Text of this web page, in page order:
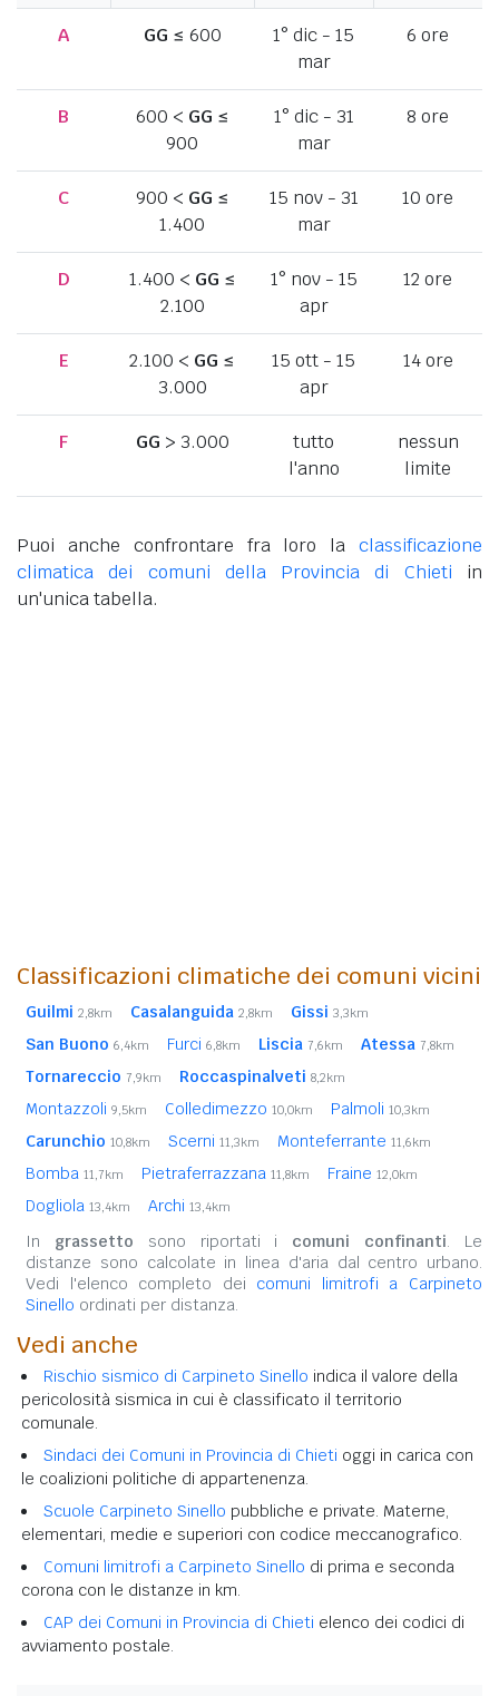
A GG ≤ 600
1° dic - 15
mar
6 ore
B 600 < GG ≤
900
1° dic - 31
mar
8 ore
C 900 < GG ≤
1.400
15 nov - 31
mar
10 ore
D 1.400 < GG ≤
2.100
1° nov - 15
apr
12 ore
E 2.100 < GG ≤
3.000
15 ott - 15
apr
14 ore
F GG > 3.000
tutto
l'anno
nessun
limite
Puoi anche confrontare fra loro la classificazione
climatica dei comuni della Provincia di Chieti in
un'unica tabella.
Classificazioni climatiche dei comuni vicini
Guilmi 2,8km Casalanguida 2,8km Gissi 3,3km
San Buono 6,4km Furci 6,8km Liscia 7,6km Atessa 7,8km
Tornareccio 7,9km Roccaspinalveti 8,2km
Montazzoli 9,5km Colledimezzo 10,0km Palmoli 10,3km
Carunchio 10,8km Scerni 11,3km Monteferrante 11,6km
Bomba 11,7km Pietraferrazzana 11,8km Fraine 12,0km
Dogliola 13,4km Archi 13,4km
In grassetto sono riportati i comuni confinanti. Le
distanze sono calcolate in linea d'aria dal centro urbano.
Vedi l'elenco completo dei comuni limitrofi a Carpineto
Sinello ordinati per distanza.
Vedi anche
Rischio sismico di Carpineto Sinello indica il valore della
pericolosità sismica in cui è classificato il territorio
comunale.
Sindaci dei Comuni in Provincia di Chieti oggi in carica con
le coalizioni politiche di appartenenza.
Scuole Carpineto Sinello pubbliche e private. Materne,
elementari, medie e superiori con codice meccanografico.
Comuni limitrofi a Carpineto Sinello di prima e seconda
corona con le distanze in km.
CAP dei Comuni in Provincia di Chieti elenco dei codici di
avviamento postale.